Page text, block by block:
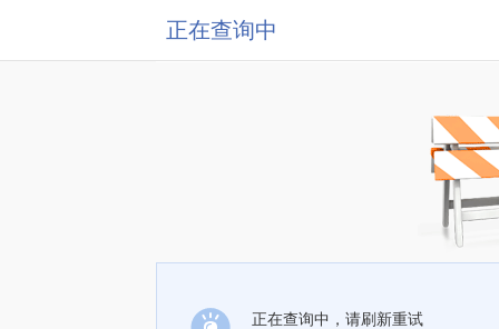
正在查询中
正在查询中，请刷新重试